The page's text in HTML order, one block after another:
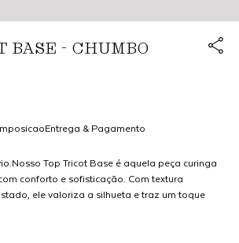
BASE - CHUMBO
Link
Entrega & Pagamento
Top Tricot Base é aquela peça curinga
conforto e sofisticação. Com textura
ele valoriza a silhueta e traz um toque
ou em sobreposições — do casual ao